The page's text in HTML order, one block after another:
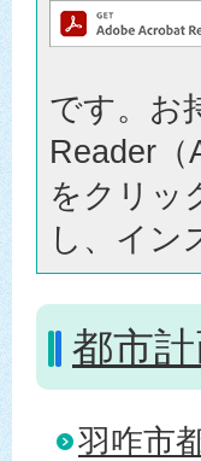
です。お
Reader
をクリッ
し、イン
都市
羽咋市